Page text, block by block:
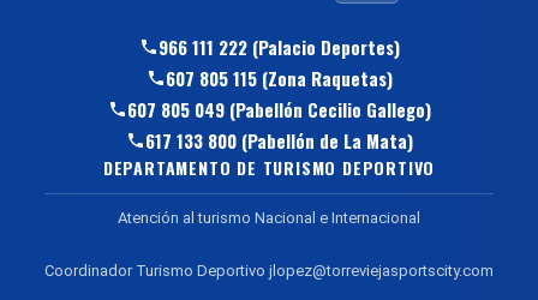
966 111 222 (Palacio Deportes)
607 805 115 (Zona Raquetas)
607 805 049 (Pabellón Cecilio Gallego)
617 133 800 (Pabellón de La Mata)
DEPARTAMENTO DE TURISMO DEPORTIVO
Atención al turismo Nacional e Internacional
Coordinador Turismo Deportivo jlopez@torreviejasportscity.com